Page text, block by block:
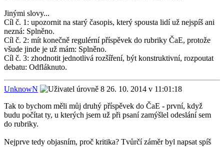
Jinými slovy...
Cíl č. 1: upozornit na starý časopis, který spousta lidí už nejspíš ani
nezná: Splněno.
Cíl č. 2: mít konečně regulérní příspěvek do rubriky ČaE, protože
všude jinde je už mám: Splněno.
Cíl č. 3: zhodnotit jednotlivá rozšíření, být konstruktivní, rozpoutat
debatu: Odfláknuto.
UnknowN
26. 10. 2014 v 11:01:18
Tak to bychom měli můj druhý příspěvek do ČaE - první, když
budu počítat ty, u kterých jsem už při psaní zamýšlel odeslání sem
do rubriky.
Nejprve tedy objasním, proč kritika? Tvůrčí záměr byl napsat spíš